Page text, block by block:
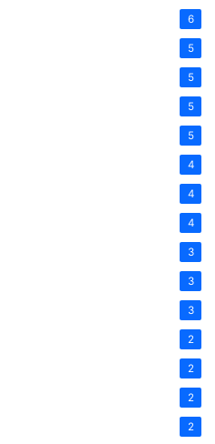
6
5
5
5
5
4
4
4
3
3
3
2
2
2
2